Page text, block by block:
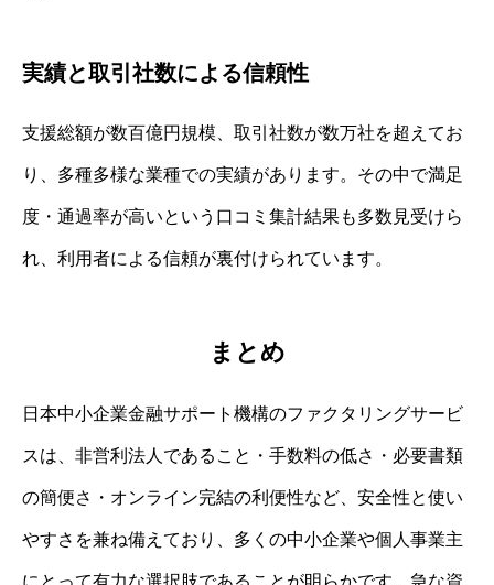
実績と取引社数による信頼性
支援総額が数百億円規模、取引社数が数万社を超えてお
り、多種多様な業種での実績があります。その中で満足
度・通過率が高いという口コミ集計結果も多数見受けら
れ、利用者による信頼が裏付けられています。
まとめ
日本中小企業金融サポート機構のファクタリングサービ
スは、非営利法人であること・手数料の低さ・必要書類
の簡便さ・オンライン完結の利便性など、安全性と使い
やすさを兼ね備えており、多くの中小企業や個人事業主
にとって有力な選択肢であることが明らかです。急な資